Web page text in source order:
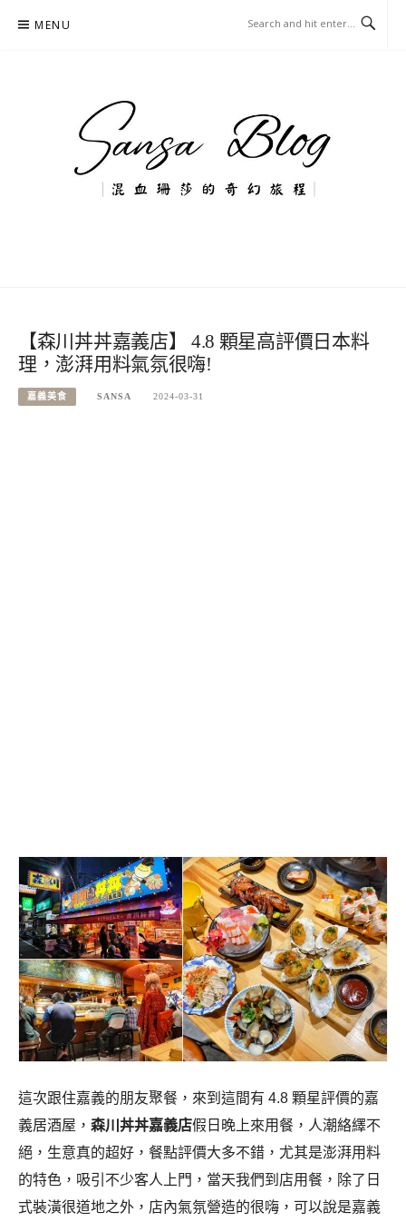
MENU
【森川丼丼嘉義店】 4.8 顆星高評價日本料
理，澎湃用料氣氛很嗨!
嘉義美食 SANSA 2024-03-31
這次跟住嘉義的朋友聚餐，來到這間有 4.8 顆星評價的嘉
義居酒屋， 森川丼丼嘉義店假日晚上來用餐，人潮絡繹不
絕，生意真的超好，餐點評價大多不錯，尤其是澎湃用料
的特色，吸引不少客人上門，當天我們到店用餐，除了日
式裝潢很道地之外，店內氣氛營造的很嗨，可以說是嘉義